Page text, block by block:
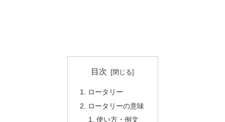
目次
ロータリー
ロータリーの意味
使い方・例文